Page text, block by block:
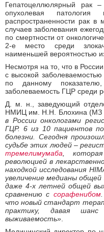
Гепатоцеллюлярный рак
опухолевая патология
распространенности рак
случаев заболевания
по смертности от
2-е место среди
наименьшей вероятностью
Несмотря на то, что в
с высокой
по данному
заболеваемость ГЦР среди
Д. м. н., заведующий
НМИЦ им. Н.Н. Блохина (МЗ
в России онкологами
ГЦР. 6 из 10 пациентов
болезни. Сегодня
судьбе этих людей –
тремелимумаба ,
революцией в
находкой исследования
увеличение медианы
даже 4-х летней общей
сравнению с сорафенибом
что новый стандарт
практику, давая
выживаемость»